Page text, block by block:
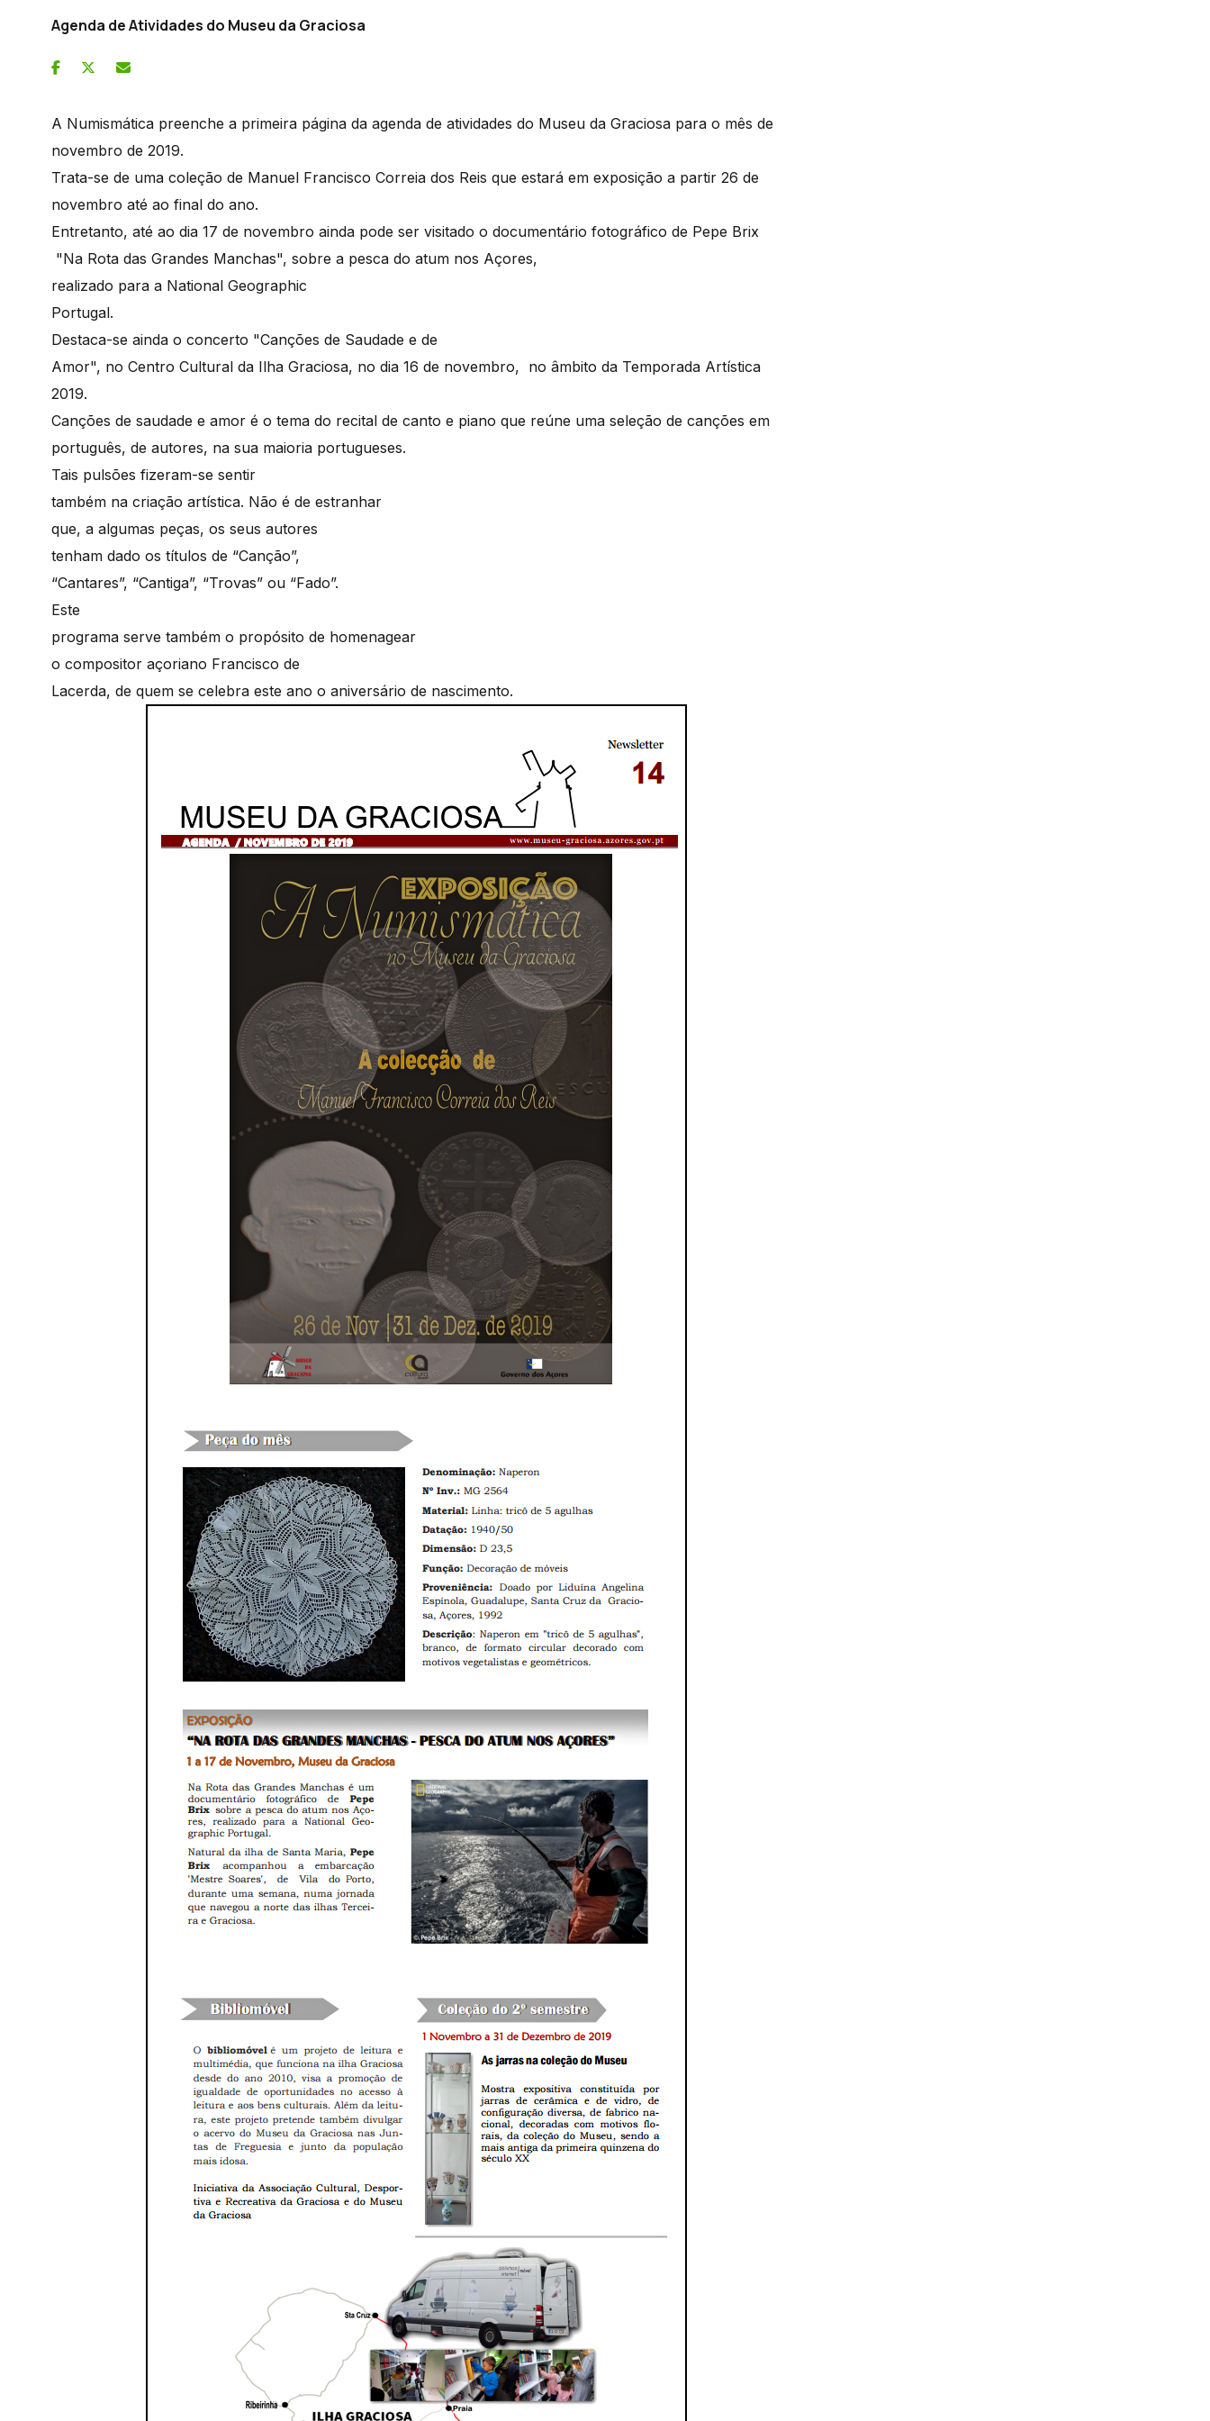
Agenda de Atividades do Museu da Graciosa
A Numismática preenche a primeira página da agenda de atividades do Museu da Graciosa para o mês de
novembro de 2019.
Trata-se de uma coleção de Manuel Francisco Correia dos Reis que estará em exposição a partir 26 de
novembro até ao final do ano.
Entretanto, até ao dia 17 de novembro ainda pode ser visitado o documentário fotográfico de Pepe Brix
"Na Rota das Grandes Manchas", sobre a pesca do atum nos Açores,
realizado para a National Geographic
Portugal.
Destaca-se ainda o concerto "Canções de Saudade e de
Amor", no Centro Cultural da Ilha Graciosa, no dia 16 de novembro, no âmbito da Temporada Artística
2019.
Canções de saudade e amor é o tema do recital de canto e piano que reúne uma seleção de canções em
português, de autores, na sua maioria portugueses.
Tais pulsões fizeram-se sentir
também na criação artística. Não é de estranhar
que, a algumas peças, os seus autores
tenham dado os títulos de “Canção”,
“Cantares”, “Cantiga”, “Trovas” ou “Fado”.
Este
programa serve também o propósito de homenagear
o compositor açoriano Francisco de
Lacerda, de quem se celebra este ano o aniversário de nascimento.